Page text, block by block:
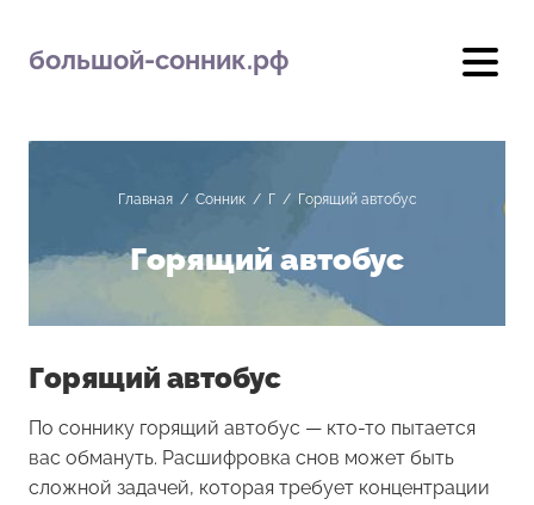
большой-сонник.рф
Главная/ Сонник/ Г/ Горящий автобус
Горящий автобус
Горящий автобус
По соннику горящий автобус — кто-то пытается
вас обмануть. Расшифровка снов может быть
сложной задачей, которая требует концентрации